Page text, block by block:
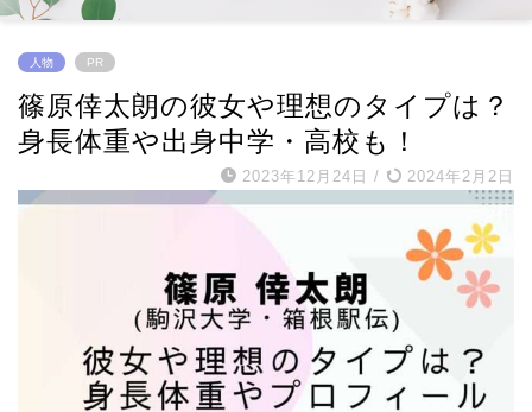
人物 PR
篠原倖太朗の彼女や理想のタイプは？
身長体重や出身中学・高校も！
2023年12月24日 / 2024年2月2日